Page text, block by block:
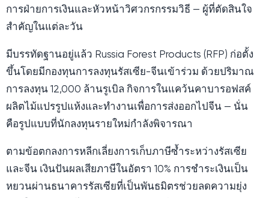
การฝ่ายการเงินและหัวหน้าวิศวกรกรรมวิธี — ผู้ที่ตัดสินใจ
สำคัญในแต่ละวัน
มีบรรทัดฐานอยู่แล้ว Russia Forest Products (RFP) ก่อตั้ง
ขึ้นโดยมีกองทุนการลงทุนรัสเซีย-จีนเข้าร่วม ด้วยปริมาณ
การลงทุน 12,000 ล้านรูเบิล กิจการในแคว้นคาบารอฟสค์
ผลิตไม้แปรรูปแห้งและทำงานเพื่อการส่งออกไปจีน — นั่น
คือรูปแบบที่นักลงทุนรายใหม่กำลังพิจารณา
ตามข้อตกลงการหลีกเลี่ยงการเก็บภาษีซ้ำระหว่างรัสเซีย
และจีน เงินปันผลเสียภาษีในอัตรา 10% การชำระเงินเป็น
หยวนผ่านธนาคารรัสเซียที่เป็นพันธมิตรช่วยลดความยุ่ง